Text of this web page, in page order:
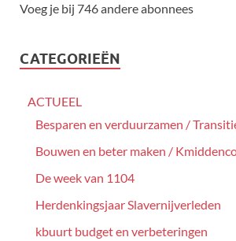
Voeg je bij 746 andere abonnees
CATEGORIEËN
ACTUEEL
Besparen en verduurzamen /
Bouwen en beter maken /
De week van 1104
Herdenkingsjaar Slavernijverleden
kbuurt budget en verbeteringen